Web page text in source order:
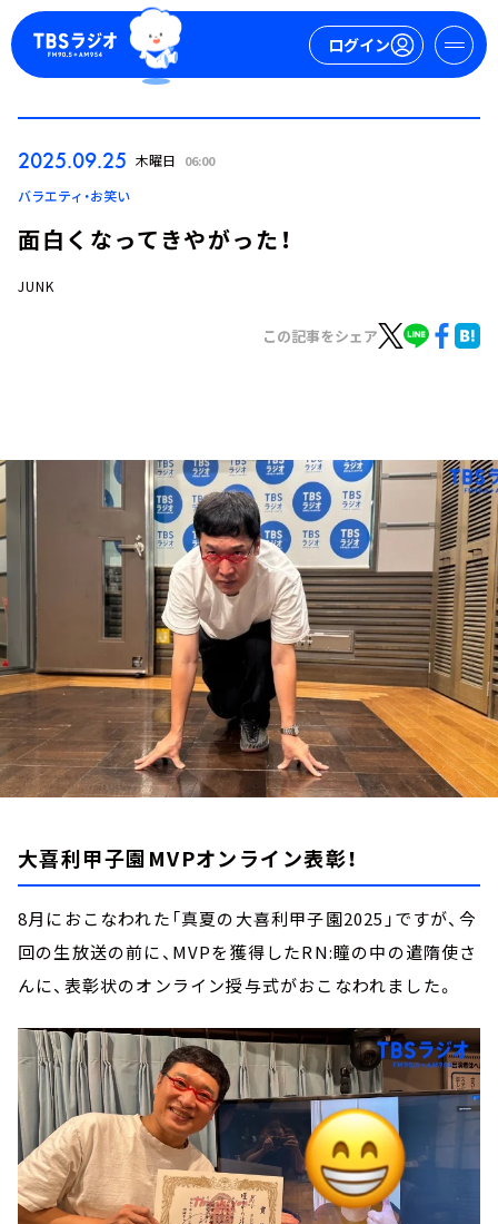
ログイン
ログイン
トピックス
TBS Podcast
お知らせ
イベント・グッズ
YouTube
会社情報
2025.09.25 木曜日 06:00
バラエティ・お笑い
面白くなってきやがった！
JUNK
この記事をシェア
大喜利甲子園MVPオンライン表彰！
8月におこなわれた「真夏の大喜利甲子園2025」ですが、今
回の生放送の前に、MVPを獲得したRN:瞳の中の遣隋使さ
んに、表彰状のオンライン授与式がおこなわれました。